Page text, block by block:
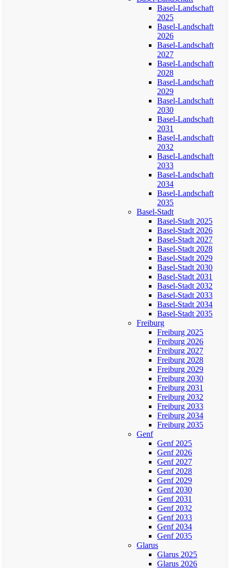
Basel-Landschaft
2025
Basel-Landschaft
2026
Basel-Landschaft
2027
Basel-Landschaft
2028
Basel-Landschaft
2029
Basel-Landschaft
2030
Basel-Landschaft
2031
Basel-Landschaft
2032
Basel-Landschaft
2033
Basel-Landschaft
2034
Basel-Landschaft
2035
Basel-Stadt
Basel-Stadt 2025
Basel-Stadt 2026
Basel-Stadt 2027
Basel-Stadt 2028
Basel-Stadt 2029
Basel-Stadt 2030
Basel-Stadt 2031
Basel-Stadt 2032
Basel-Stadt 2033
Basel-Stadt 2034
Basel-Stadt 2035
Freiburg
Freiburg 2025
Freiburg 2026
Freiburg 2027
Freiburg 2028
Freiburg 2029
Freiburg 2030
Freiburg 2031
Freiburg 2032
Freiburg 2033
Freiburg 2034
Freiburg 2035
Genf
Genf 2025
Genf 2026
Genf 2027
Genf 2028
Genf 2029
Genf 2030
Genf 2031
Genf 2032
Genf 2033
Genf 2034
Genf 2035
Glarus
Glarus 2025
Glarus 2026